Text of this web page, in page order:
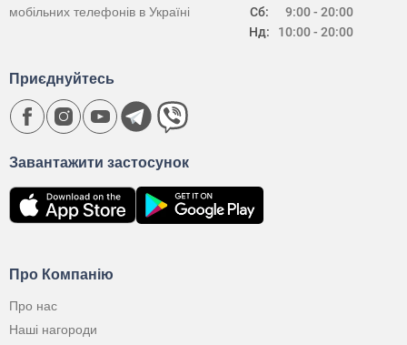
Сб:
Нд:
9:00 - 20:00
10:00 - 20:00
мобільних телефонів в Україні
Про Компанію
Про нас
Наші нагороди
Завантажити застосунок
Приєднуйтесь